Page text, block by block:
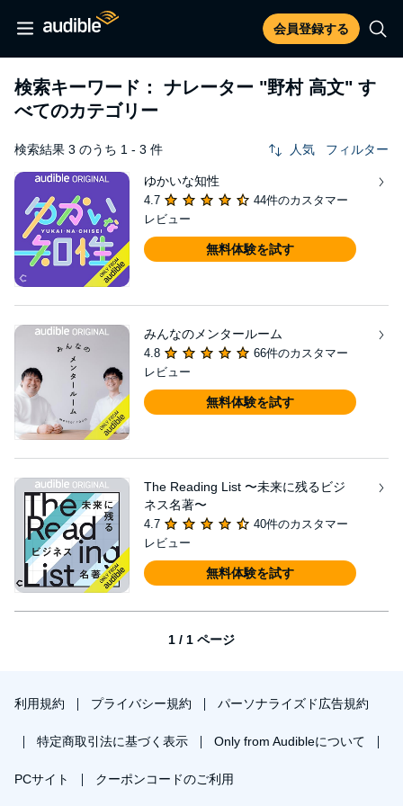
会員登録する
検索キーワード： ナレーター "野村 高文" す
べてのカテゴリー
検索結果 3 のうち 1 - 3 件 人気 フィルター
ゆかいな知性
4.7
44件のカスタマー
レビュー
無料体験を試す
みんなのメンタールーム
4.8
66件のカスタマー
レビュー
無料体験を試す
The Reading List 〜未来に残るビジ
ネス名著〜
4.7
40件のカスタマー
レビュー
無料体験を試す
1 / 1 ページ
利用規約 プライバシー規約 パーソナライズド広告規約
特定商取引法に基づく表示 Only from Audibleについて
PCサイト クーポンコードのご利用